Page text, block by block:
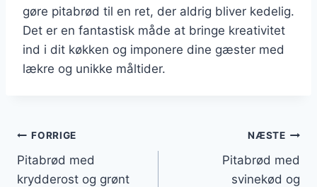
gøre pitabrød til en ret, der aldrig bliver kedelig.
Det er en fantastisk måde at bringe kreativitet
ind i dit køkken og imponere dine gæster med
lækre og unikke måltider.
Indlægsnavigation
FORRIGE
Pitabrød med
krydderost og grønt
NÆSTE
Pitabrød med
svinekød og